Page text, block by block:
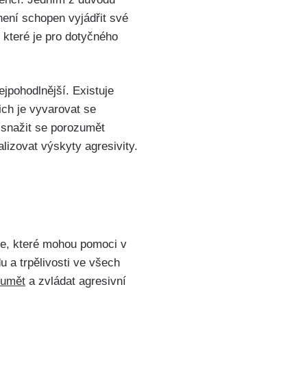
schopen vyjádřit své
je pro dotyčného
Existuje
je vyvarovat se
se porozumět
výskyty agresivity.
které mohou pomoci v
a trpělivosti ve všech
a zvládat agresivní